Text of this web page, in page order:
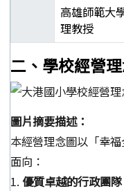
高雄師範大
理教授
二、學校經營
圖片摘要描述：
本經營理念圖以「幸
面向：
1. 優質卓越的行政團隊